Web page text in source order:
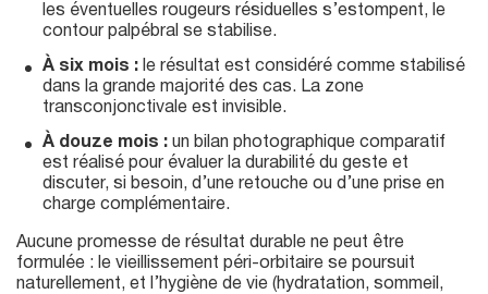
les éventuelles rougeurs résiduelles s’estompent, le
contour palpébral se stabilise.
À six mois : le résultat est considéré comme stabilisé
dans la grande majorité des cas. La zone
transconjonctivale est invisible.
À douze mois : un bilan photographique comparatif
est réalisé pour évaluer la durabilité du geste et
discuter, si besoin, d’une retouche ou d’une prise en
charge complémentaire.
Aucune promesse de résultat durable ne peut être
formulée : le vieillissement péri-orbitaire se poursuit
naturellement, et l’hygiène de vie (hydratation, sommeil,